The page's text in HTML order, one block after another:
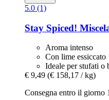
5.0 (1)
Stay Spiced!
Aroma intenso
Con lime essiccato
Ideale per stufati o
€ 9,49 (€ 158,17 / kg)
Consegna entro il giorno